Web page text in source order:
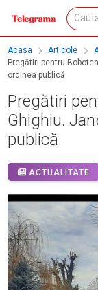
Acasa Articole
Pregătiri pentru
ordinea publică
Pregătiri
Ghighiu.
publică
ACTUALITATE